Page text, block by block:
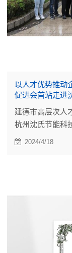
以人才优势推动
促进会首站走进
建德市高层次人
杭州沈氏节能科
2024/4/18